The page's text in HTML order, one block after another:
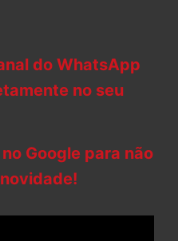
do WhatsApp
no seu
Google para não